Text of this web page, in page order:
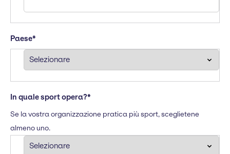
Paese*
In quale sport opera?*
Se la vostra organizzazione pratica più sport, sceglietene
almeno uno.